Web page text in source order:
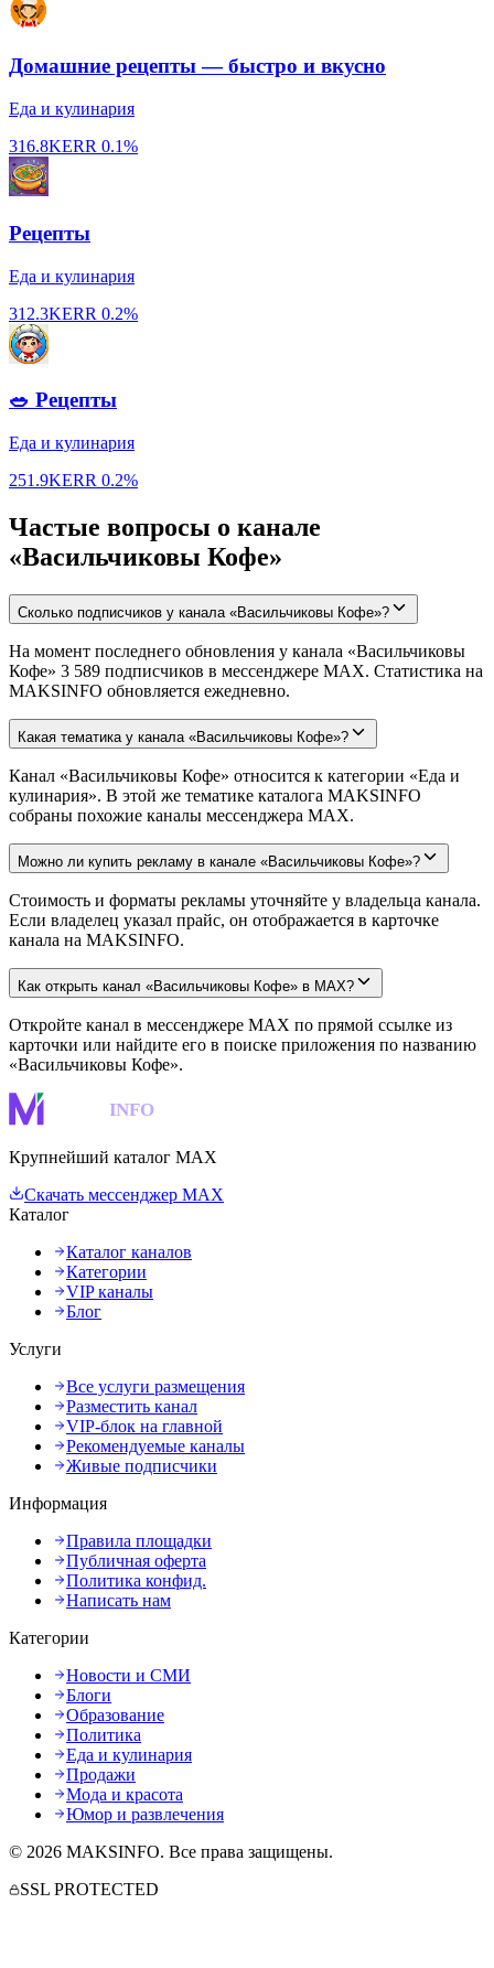
Домашние рецепты — быстро и вкусно
Еда и кулинария
316.8KERR 0.1%
Рецепты
Еда и кулинария
312.3KERR 0.2%
🥗 Рецепты
Еда и кулинария
251.9KERR 0.2%
Частые вопросы о канале
«Васильчиковы Кофе»
Сколько подписчиков у канала «Васильчиковы Кофе»?
На момент последнего обновления у канала «Васильчиковы
Кофе» 3 589 подписчиков в мессенджере MAX. Статистика на
MAKSINFO обновляется ежедневно.
Какая тематика у канала «Васильчиковы Кофе»?
Канал «Васильчиковы Кофе» относится к категории «Еда и
кулинария». В этой же тематике каталога MAKSINFO
собраны похожие каналы мессенджера MAX.
Можно ли купить рекламу в канале «Васильчиковы Кофе»?
Стоимость и форматы рекламы уточняйте у владельца канала.
Если владелец указал прайс, он отображается в карточке
канала на MAKSINFO.
Как открыть канал «Васильчиковы Кофе» в MAX?
Откройте канал в мессенджере MAX по прямой ссылке из
карточки или найдите его в поиске приложения по названию
«Васильчиковы Кофе».
INFO
Крупнейший каталог MAX
Скачать мессенджер MAX
Каталог
Каталог каналов
Категории
VIP каналы
Блог
Услуги
Все услуги размещения
Разместить канал
VIP-блок на главной
Рекомендуемые каналы
Живые подписчики
Информация
Правила площадки
Публичная оферта
Политика конфид.
Написать нам
Категории
Новости и СМИ
Блоги
Образование
Политика
Еда и кулинария
Продажи
Мода и красота
Юмор и развлечения
© 2026 MAKSINFO. Все права защищены.
SSL PROTECTED